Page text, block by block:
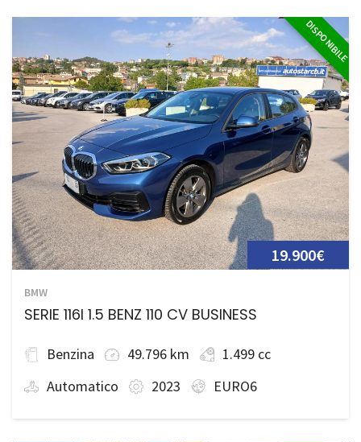
DISPONIBILE
19.900€
BMW
SERIE 116I 1.5 BENZ 110 CV BUSINESS
Benzina 49.796 km
1.499 cc
Automatico
2023 EURO6